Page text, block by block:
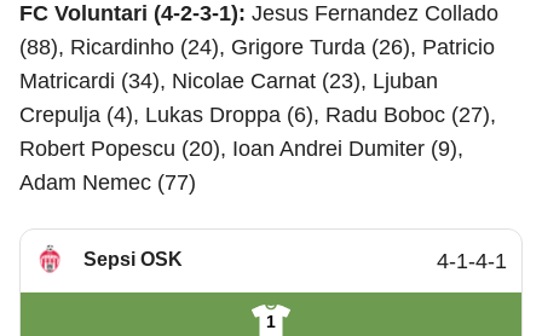
FC Voluntari (4-2-3-1): Jesus Fernandez Collado
(88), Ricardinho (24), Grigore Turda (26), Patricio
Matricardi (34), Nicolae Carnat (23), Ljuban
Crepulja (4), Lukas Droppa (6), Radu Boboc (27),
Robert Popescu (20), Ioan Andrei Dumiter (9),
Adam Nemec (77)
Sepsi OSK 4-1-4-1
1